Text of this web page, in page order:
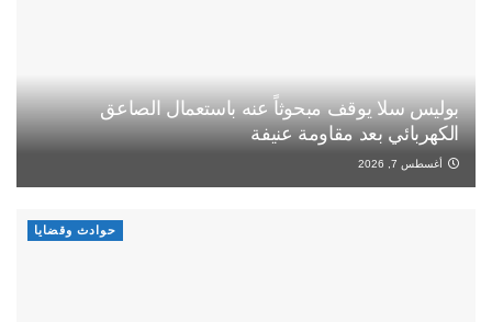
بوليس سلا يوقف مبحوثاً عنه باستعمال الصاعق
الكهربائي بعد مقاومة عنيفة
أغسطس 7, 2026
حوادث وقضايا